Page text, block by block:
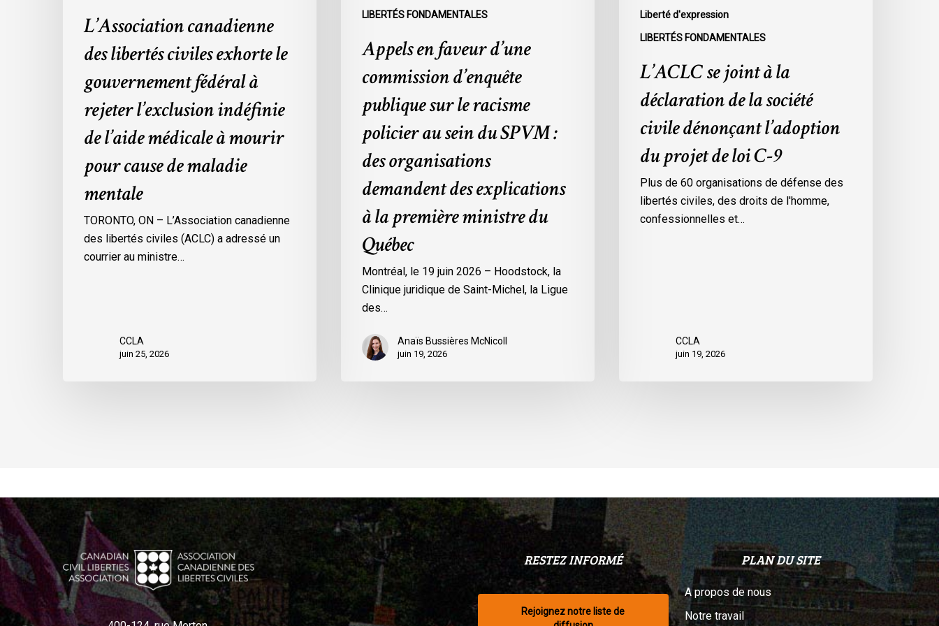
indéfinie
l’aide
médicale
mourir
maladie
L’Association canadienne
des libertés civiles exhorte le
gouvernement fédéral à
rejeter l’exclusion indéfinie
de l’aide médicale à mourir
pour cause de maladie
mentale
TORONTO, ON – L’Association canadienne
des libertés civiles (ACLC) a adressé un
courrier au ministre…
CCLA
juin 25, 2026
LIBERTÉS FONDAMENTALES
organisations
demandent
explications
première
ministre
Québec
Appels en faveur d’une
commission d’enquête
publique sur le racisme
policier au sein du SPVM :
des organisations
demandent des explications
à la première ministre du
Québec
Montréal, le 19 juin 2026 – Hoodstock, la
Clinique juridique de Saint-Michel, la Ligue
des…
Anaïs Bussières McNicoll
juin 19, 2026
Liberté d'expression
LIBERTÉS FONDAMENTALES
projet
L’ACLC se joint à la
déclaration de la société
civile dénonçant l’adoption
du projet de loi C-9
Plus de 60 organisations de défense des
libertés civiles, des droits de l'homme,
confessionnelles et…
CCLA
juin 19, 2026
RESTEZ INFORMÉ
Rejoignez notre liste de
PLAN DU SITE
A propos de nous
Notre travail